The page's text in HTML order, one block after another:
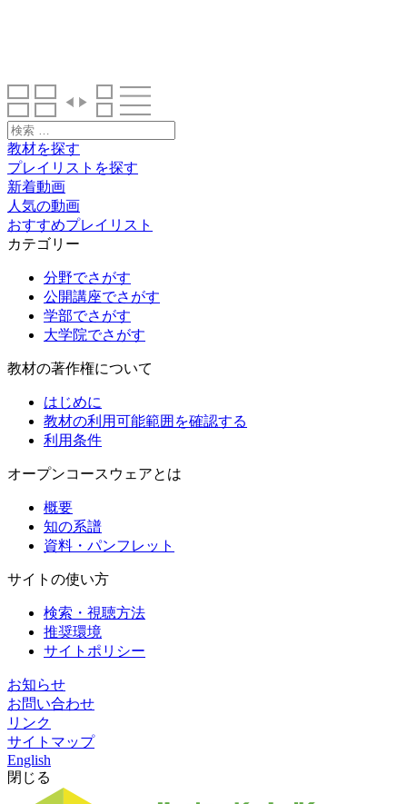
検
索:
教材を探す
プレイリストを探す
新着動画
人気の動画
おすすめプレイリスト
カテゴリー
分野でさがす
公開講座でさがす
学部でさがす
大学院でさがす
教材の著作権について
はじめに
教材の利用可能範囲を確認する
利用条件
オープンコースウェアとは
概要
知の系譜
資料・パンフレット
サイトの使い方
検索・視聴方法
推奨環境
サイトポリシー
お知らせ
お問い合わせ
リンク
サイトマップ
English
閉じる